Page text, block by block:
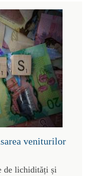
veniturilor
de lichidități și